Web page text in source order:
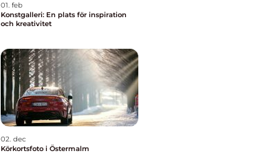
01. feb
Konstgalleri: En plats för inspiration
och kreativitet
02. dec
Körkortsfoto i Östermalm